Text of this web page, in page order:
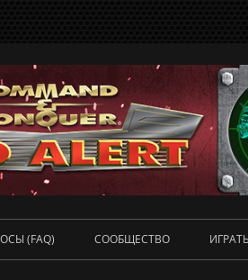
(FAQ) СООБЩЕСТВО